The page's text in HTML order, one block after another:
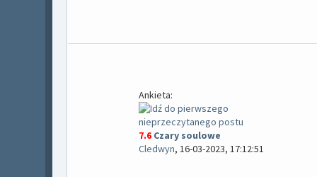
Ankieta:
7.6 Czary soulowe
Cledwyn, 16-03-2023, 17:12:51